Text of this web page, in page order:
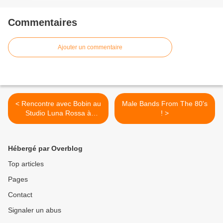
Commentaires
Ajouter un commentaire
< Rencontre avec Bobin au
Studio Luna Rossa à
l’occasion de la parution de
Male Bands From The 80's
! >
Hébergé par Overblog
Top articles
Pages
Contact
Signaler un abus